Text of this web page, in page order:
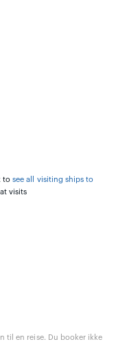
tosee all visiting ships to
visits
til en reise. Du booker ikke